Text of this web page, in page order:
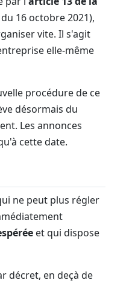
16 octobre 2021),
vite. Il s'agit
elle-même
procédure de ce
désormais du
Les annonces
cette date.
ne peut plus régler
et qui dispose
décret, en deçà de